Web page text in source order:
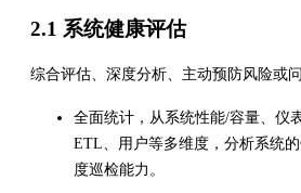
2.1 系统健康评估
综合评估、深度分析、主动预防风险或问
全面统计，从系统性能/容量、仪
ETL、用户等多维度，分析系统
度巡检能力。